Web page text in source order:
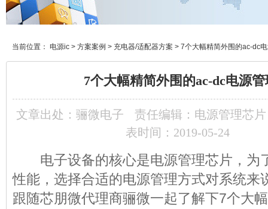
当前位置： 电源ic > 方案案例 > 充电器/适配器方案 > 7个大幅精简外围的ac-dc
7个大幅精简外围的ac-dc电源
文章出处： 骊微电子
责任编辑：电源管理芯片
表时间：2019-05-24
电子设备的核心是电源管理芯片，为
性能，选择合适的电源管理方式对系统来
跟随芯朋微代理商骊微一起了解下7个大